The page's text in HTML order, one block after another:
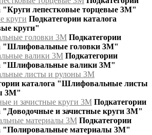
"Круги лепестковые торцевые 3М"
круги Подкатегории каталога
круги"
головки 3М Подкатегории
"Шлифовальные головки 3М"
валики 3М Подкатегории
"Шлифовальные валики 3М"
листы и рулоны 3М
каталога "Шлифовальные листы
3М"
и зачистные круги 3М Подкатегории
"Доводочные и зачистные круги 3М"
материалы 3М Подкатегории
"Полировальные материалы 3М"